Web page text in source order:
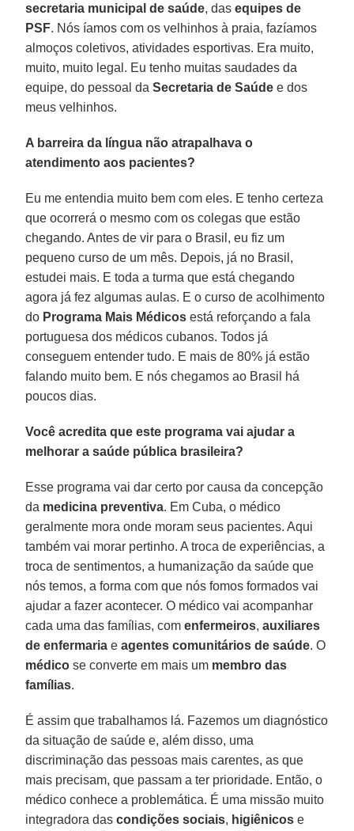
secretaria municipal de saúde, das equipes de
PSF. Nós íamos com os velhinhos à praia, fazíamos
almoços coletivos, atividades esportivas. Era muito,
muito, muito legal. Eu tenho muitas saudades da
equipe, do pessoal daSecretaria de Saúde e dos
meus velhinhos.
A barreira da língua não atrapalhava o
atendimento aos pacientes?
Eu me entendia muito bem com eles. E tenho certeza
que ocorrerá o mesmo com os colegas que estão
chegando. Antes de vir para o Brasil, eu fiz um
pequeno curso de um mês. Depois, já no Brasil,
estudei mais. E toda a turma que está chegando
agora já fez algumas aulas. E o curso de acolhimento
do Programa Mais Médicos está reforçando a fala
portuguesa dos médicos cubanos. Todos já
conseguem entender tudo. E mais de 80% já estão
falando muito bem. E nós chegamos ao Brasil há
poucos dias.
Você acredita que este programa vai ajudar a
melhorar a saúde pública brasileira?
Esse programa vai dar certo por causa da concepção
da medicina preventiva. Em Cuba, o médico
geralmente mora onde moram seus pacientes. Aqui
também vai morar pertinho. A troca de experiências, a
troca de sentimentos, a humanização da saúde que
nós temos, a forma com que nós fomos formados vai
ajudar a fazer acontecer. O médico vai acompanhar
cada uma das famílias, comenfermeiros,auxiliares
de enfermaria eagentes comunitários de saúde. O
médico se converte em mais um membro das
famílias.
É assim que trabalhamos lá. Fazemos um diagnóstico
da situação de saúde e, além disso, uma
discriminação das pessoas mais carentes, as que
mais precisam, que passam a ter prioridade. Então, o
médico conhece a problemática. É uma missão muito
integradora dascondições sociais, higiênicos e